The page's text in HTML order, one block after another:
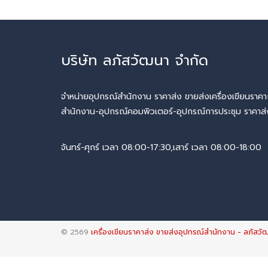
บริษัท ลภัสวัฒนา จำกัด
จำหน่ายอุปกรณ์สำนักงาน ราคาส่ง ขายส่งเครื่องเขียนรา
สำนักงาน-อุปกรณ์คอมพิวเตอร์-อุปกรณ์การประชุม ราคาส่
จันทร์-ศุกร์ เวลา 08:00-17:30,เสาร์ เวลา 08:00-18:00
© 2569 เครื่องเขียนราคาส่ง ขายส่งอุปกรณ์สำนักงาน - ลภัสวั